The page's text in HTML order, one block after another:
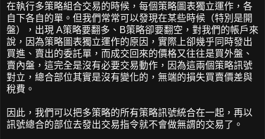
在執行多策略組合交易的時候，每個策略圖表獨立運作，各
自下各自的單。但我們常常可以發現在某些時候（特別是開
盤），出現 A策略要翻多、B策略卻要翻空，對我們的帳戶來
說，因為策略圖表獨立運作的原因，實際上卻幾乎同時發出
買進、賣出的委託單，而成交回來的價格又往往是買外盤、
賣內盤，這完全是沒有必要交易動作，因為這兩個策略訊號
對立，總合部位其實是沒有變化的，無端的損失買賣價差與
稅費。
因此，我們可以把多策略的所有策略訊號統合在一起，再以
訊號總合的部位去發出交易指令就不會做無謂的交易了。